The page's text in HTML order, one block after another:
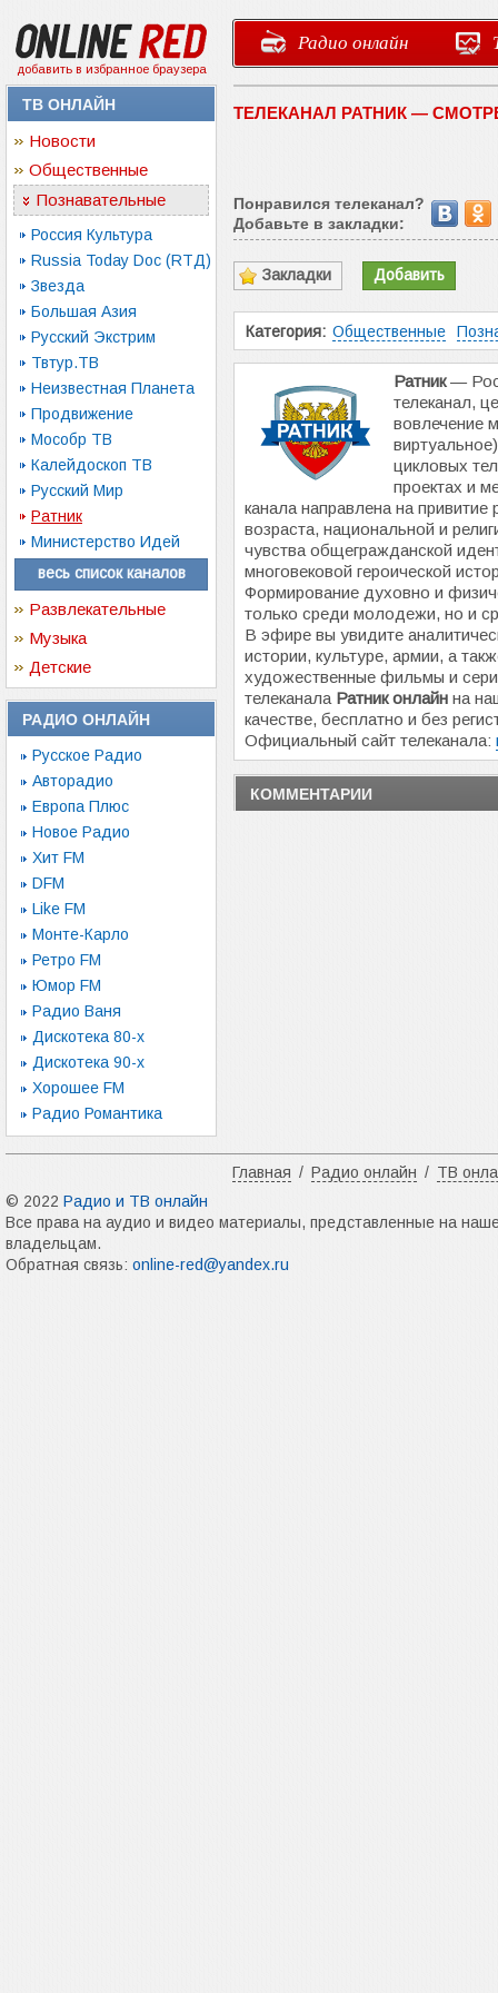
добавить в избранное браузера
Радио онлайн
ТВ ОНЛАЙН
Новости
Общественные
Познавательные
Россия Культура
Russia Today Doc (RTД)
Звезда
Большая Азия
Русский Экстрим
Твтур.ТВ
Неизвестная Планета
Продвижение
Мособр ТВ
Калейдоскоп ТВ
Русский Мир
Ратник
Министерство Идей
весь список каналов
Развлекательные
Музыка
Детские
РАДИО ОНЛАЙН
Русское Радио
Авторадио
Европа Плюс
Новое Радио
Хит FM
DFM
Like FM
Монте-Карло
Ретро FM
Юмор FM
Радио Ваня
Дискотека 80-х
Дискотека 90-х
Хорошее FM
Радио Романтика
ТЕЛЕКАНАЛ РАТНИК —
Понравился телеканал?
Добавьте в закладки:
Закладки Добавить
Категория: Общественные
Ратник—
телеканал,
вовлечение
цикловых
проектах и
канала направлена на
возраста, национальной и
чувства общегражданской
многовековой героической
Формирование духовно и
только среди молодежи, но и
В эфире вы увидите
истории, культуре, армии, а
художественные фильмы и
телеканала Ратник онлайн на
качестве, бесплатно и без
Официальный сайт телеканала:
КОММЕНТАРИИ
Главная / Радио онлайн / ТВ
© 2022 Радио и ТВ онлайн
Все права на аудио и видео материалы, представленные на
владельцам.
Обратная связь: online-red@yandex.ru